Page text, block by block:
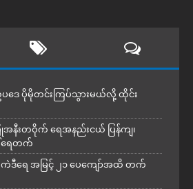
ဒေ ပိုမိုတင်းကြပ်သွားမယ်လို့ ထိုင်း
အနီးတဝိုက် ရေအနည်းငယ် ပြန်ကျ၊
ရေတက်
ဒီရေ အ​မြင့် ၂၁ ပေကျော်အထိ တက်